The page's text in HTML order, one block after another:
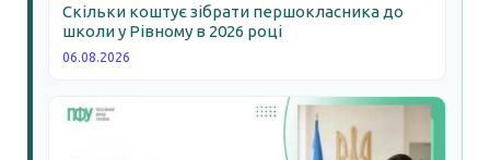
Скільки коштує зібрати першокласника до
школи у Рівному в 2026 році
06.08.2026